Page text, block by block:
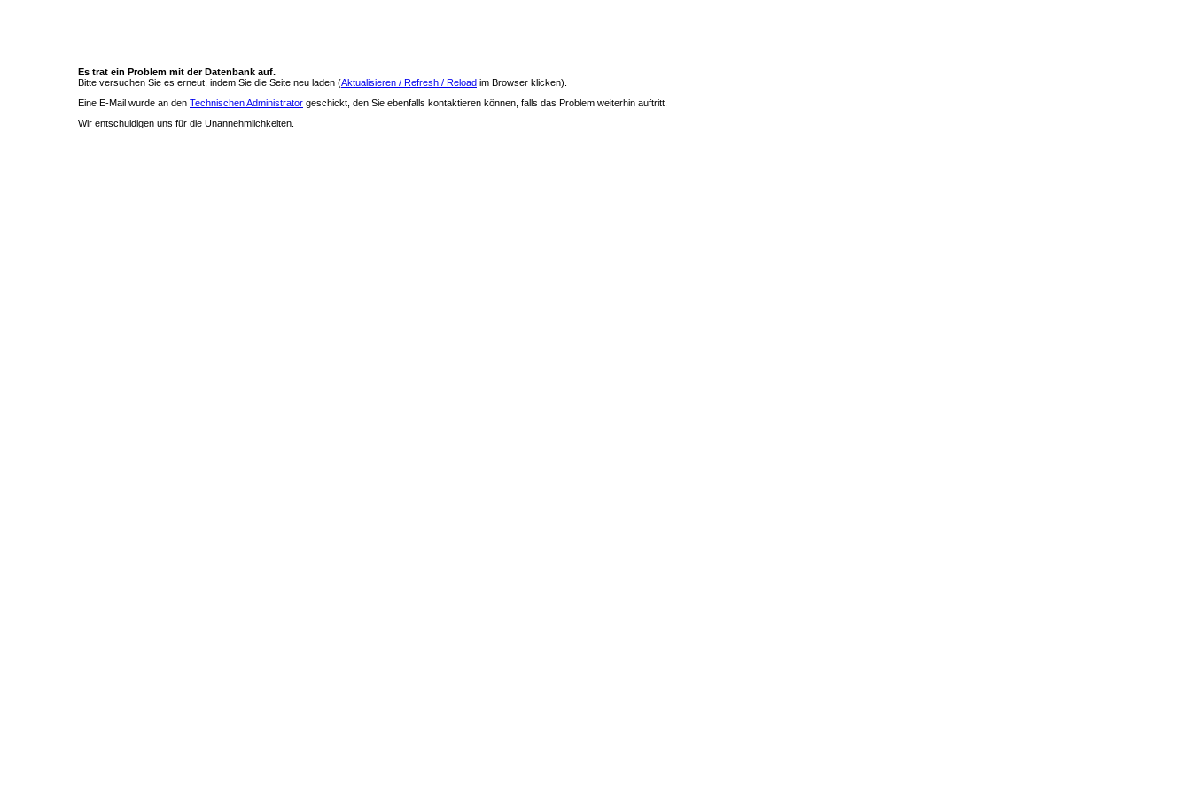
Es trat ein Problem mit der Datenbank auf.
Bitte versuchen Sie es erneut, indem Sie die Seite neu laden (Aktualisieren / Refresh / Reload im Browser klicken).
Eine E-Mail wurde an den Technischen Administrator geschickt, den Sie ebenfalls kontaktieren können, falls das Problem weiterhin auftritt.
Wir entschuldigen uns für die Unannehmlichkeiten.